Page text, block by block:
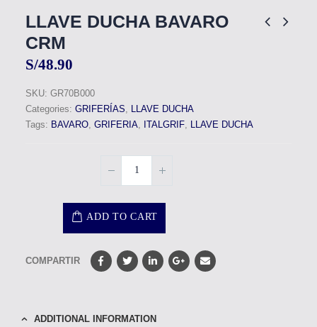
LLAVE DUCHA BAVARO
CRM
S/48.90
SKU: GR70B000
Categories: GRIFERÍAS, LLAVE DUCHA
Tags: BAVARO, GRIFERIA, ITALGRIF, LLAVE DUCHA
ADD TO CART
COMPARTIR
ADDITIONAL INFORMATION